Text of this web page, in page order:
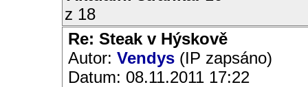
z 18
Re: Steak v Hýskově
Autor: Vendys (IP zapsáno)
Datum: 08.11.2011 17:22